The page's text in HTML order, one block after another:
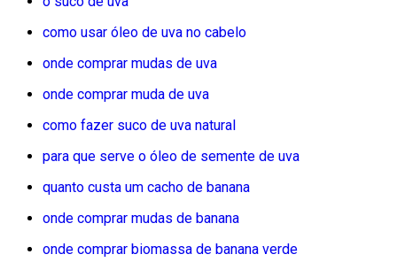
como usar óleo de uva no cabelo
onde comprar mudas de uva
onde comprar muda de uva
como fazer suco de uva natural
para que serve o óleo de semente de uva
quanto custa um cacho de banana
onde comprar mudas de banana
onde comprar biomassa de banana verde